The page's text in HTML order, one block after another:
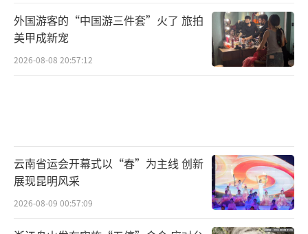
外国游客的“中国游三件套”火了 旅拍
美甲成新宠
2026-08-08 20:57:12
云南省运会开幕式以“春”为主线 创新
展现昆明风采
2026-08-09 00:57:09